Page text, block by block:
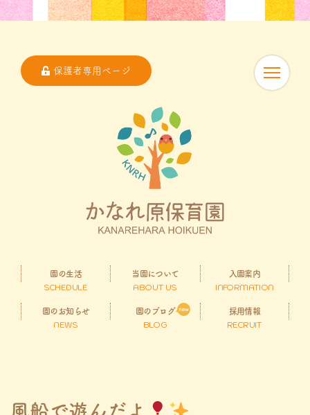
保護者専用ページ
園の生活
SCHEDULE
当園について
ABOUT US
入園案内
INFORMATION
園のお知らせ
NEWS
園のブログ
BLOG
採用情報
RECRUIT